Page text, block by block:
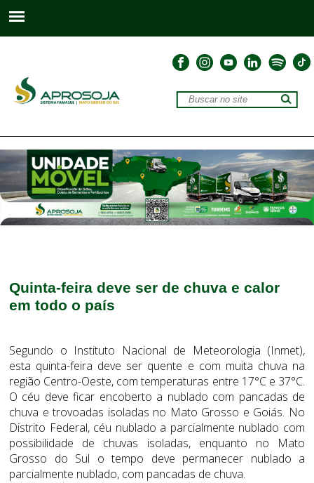
Quinta-feira deve ser de chuva e calor
em todo o país
Segundo o Instituto Nacional de Meteorologia (Inmet),
esta quinta-feira deve ser quente e com muita chuva na
região Centro-Oeste, com temperaturas entre 17°C e 37°C.
O céu deve ficar encoberto a nublado com pancadas de
chuva e trovoadas isoladas no Mato Grosso e Goiás. No
Distrito Federal, céu nublado a parcialmente nublado com
possibilidade de chuvas isoladas, enquanto no Mato
Grosso do Sul o tempo deve permanecer nublado a
parcialmente nublado, com pancadas de chuva.